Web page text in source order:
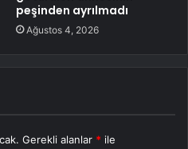
peşinden ayrılmadı
Ağustos 4, 2026
Gerekli alanlar * ile